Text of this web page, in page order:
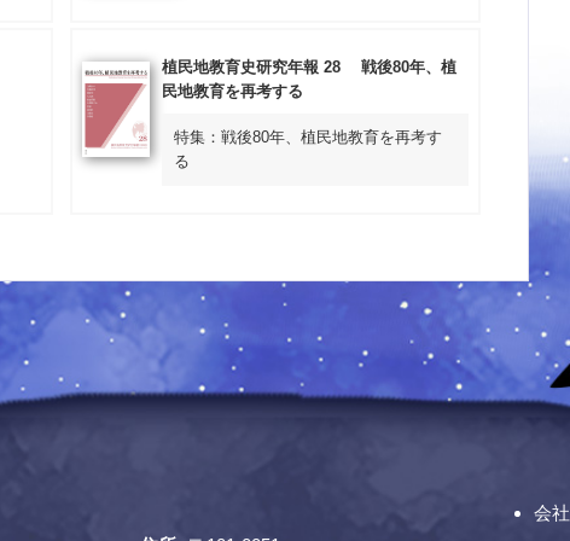
植民地教育史研究年報 28 戦後80年、植
民地教育を再考する
特集：戦後80年、植民地教育を再考す
る
会